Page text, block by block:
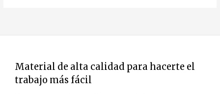
Material de alta calidad para hacerte el
trabajo más fácil